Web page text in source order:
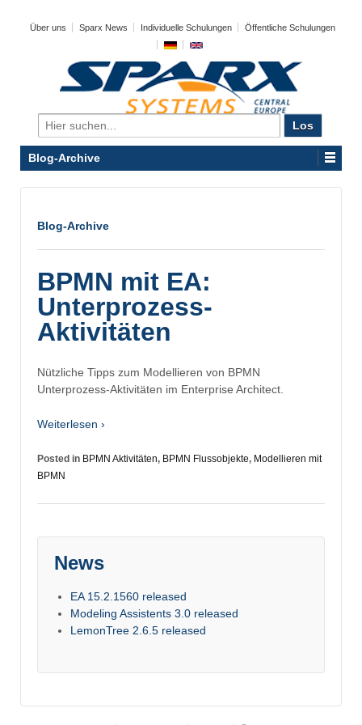
Über uns Sparx News Individuelle Schulungen Öffentliche Schulungen
Search
for:
Blog-Archive
Blog-Archive
BPMN mit EA:
Unterprozess-
Aktivitäten
Nützliche Tipps zum Modellieren von BPMN
Unterprozess-Aktivitäten im Enterprise Architect.
Weiterlesen ›
Posted in BPMN Aktivitäten, BPMN Flussobjekte, Modellieren mit
BPMN
News
EA 15.2.1560 released
Modeling Assistents 3.0 released
LemonTree 2.6.5 released